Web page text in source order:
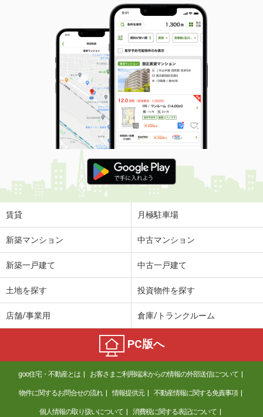
三重県津市久居新町
41.03m²
間取り
1LDK
三重県名張市東町
価 格
5.05万円
住 所
三重県名張市東町
専有面積 32.94m²
間取り
ワンルーム
三重県四日市市赤堀新町
価 格
8.30万円
住 所
三重県四日市市赤堀新町
専有面積
三重県名張市松崎町
5.10万円
三重県松阪市鎌田町
6.10万円
住 所
三重県松阪市鎌田町
専有面積 58.48m²
間取り
2LDK
三重県四日市市日永西５
賃貸 月極駐車場
新築マンション 中古マンション
新築一戸建て 中古一戸建て
土地を探す 投資物件を探す
店舗/事業用 倉庫/トランクルーム
PC版へ
goo住宅・不動産とは お客さまご利用端末からの情報の外部送信について
物件に関するお問合せの流れ 情報提供元 不動産情報に関する免責事項
個人情報の取り扱いについて 消費税に関する表記について